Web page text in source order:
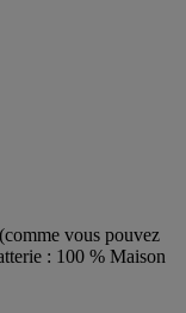
vous pouvez
: 100 % Maison